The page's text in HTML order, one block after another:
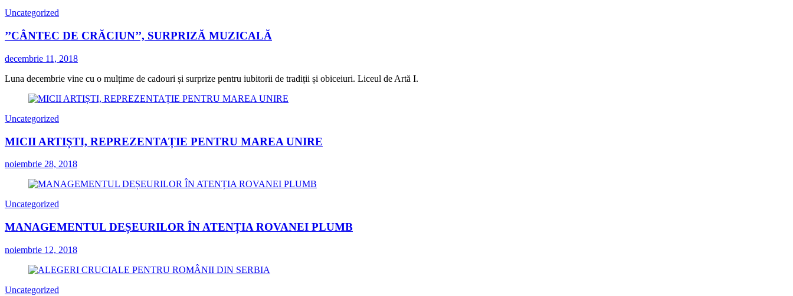
Uncategorized
’’CÂNTEC DE CRĂCIUN’’, SURPRIZĂ MUZICALĂ
decembrie 11, 2018
Luna decembrie vine cu o mulțime de cadouri și surprize pentru iubitorii de tradiții și obiceiuri. Liceul de Artă I.
Uncategorized
MICII ARTIȘTI, REPREZENTAȚIE PENTRU MAREA UNIRE
noiembrie 28, 2018
Uncategorized
MANAGEMENTUL DEȘEURILOR ÎN ATENȚIA ROVANEI PLUMB
noiembrie 12, 2018
Uncategorized